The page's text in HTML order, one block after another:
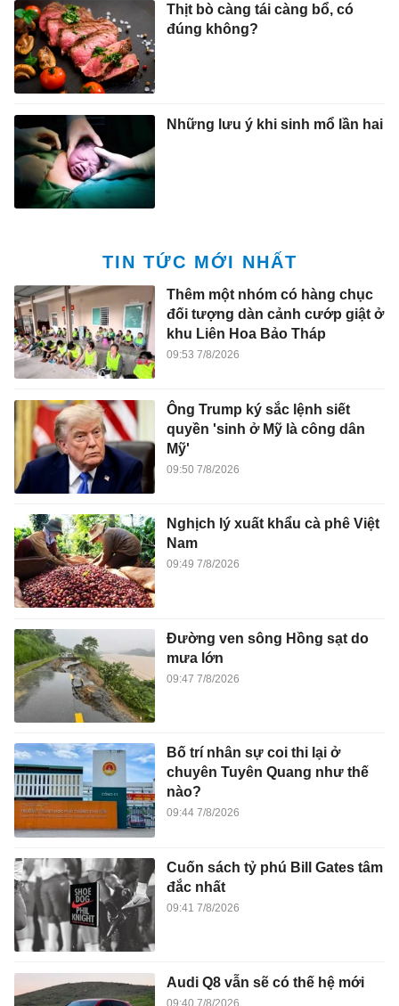
Thịt bò càng tái càng bổ, có
đúng không?
Những lưu ý khi sinh mổ lần hai
TIN TỨC MỚI NHẤT
Thêm một nhóm có hàng chục
đối tượng dàn cảnh cướp giật ở
khu Liên Hoa Bảo Tháp
09:53 7/8/2026
Ông Trump ký sắc lệnh siết
quyền 'sinh ở Mỹ là công dân
Mỹ'
09:50 7/8/2026
Nghịch lý xuất khẩu cà phê Việt
Nam
09:49 7/8/2026
Đường ven sông Hồng sạt do
mưa lớn
09:47 7/8/2026
Bố trí nhân sự coi thi lại ở
chuyên Tuyên Quang như thế
nào?
09:44 7/8/2026
Cuốn sách tỷ phú Bill Gates tâm
đắc nhất
09:41 7/8/2026
Audi Q8 vẫn sẽ có thế hệ mới
09:40 7/8/2026